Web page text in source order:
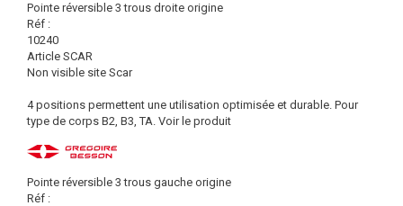
Pointe réversible 3 trous droite origine
Réf :
10240
Article SCAR
Non visible site Scar
4 positions permettent une utilisation optimisée et durable. Pour
type de corps B2, B3, TA. Voir le produit
Pointe réversible 3 trous gauche origine
Réf :